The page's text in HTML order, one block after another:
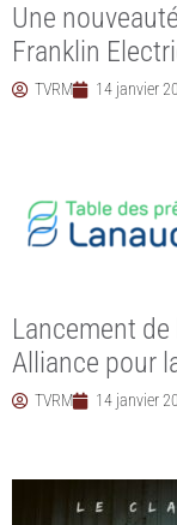
Une
Franklin
TVRM 14 janvier
Lancement
Alliance pour
TVRM 14 janvier